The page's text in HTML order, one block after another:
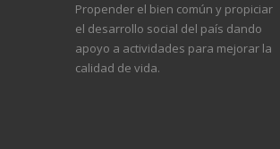
Propender el bien común y propiciar
el desarrollo social del país dando
apoyo a actividades para mejorar la
calidad de vida.